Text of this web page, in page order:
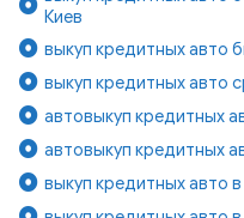
Киев
выкуп кредитных авто
выкуп кредитных авто
автовыкуп кредитных
автовыкуп кредитных
выкуп кредитных авто